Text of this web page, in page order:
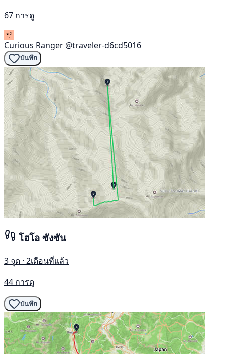
67 การดู
Curious Ranger @traveler-d6cd5016
บันทึก
โฮโอ ซังซัน
3 จุด · 2เดือนที่แล้ว
44 การดู
บันทึก